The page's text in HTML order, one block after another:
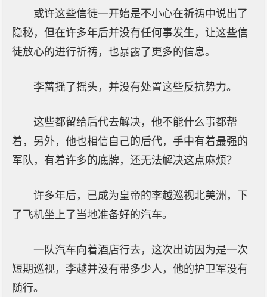
或许这些信徒一开始是不小心在祈祷中说出了
隐秘，但在许多年后并没有任何事发生，让这些信
徒放心的进行祈祷，也暴露了更多的信息。
李蔷摇了摇头，并没有处置这些反抗势力。
这些都留给后代去解决，他不能什么事都帮
着，另外，他也相信自己的后代，手中有着最强的
军队，有着许多的底牌，还无法解决这点麻烦？
许多年后，已成为皇帝的李越巡视北美洲，下
了飞机坐上了当地准备好的汽车。
一队汽车向着酒店行去，这次出访因为是一次
短期巡视，李越并没有带多少人，他的护卫军没有
随行。